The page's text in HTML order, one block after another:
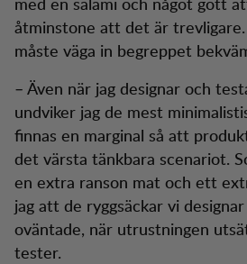
åtminstone att det är
måste väga in begreppet
– Även när jag designar och
undviker jag de mest
finnas en marginal så att
det värsta tänkbara scenariot.
en extra ranson mat och ett
jag att de ryggsäckar vi
oväntade, när utrustningen
tester.